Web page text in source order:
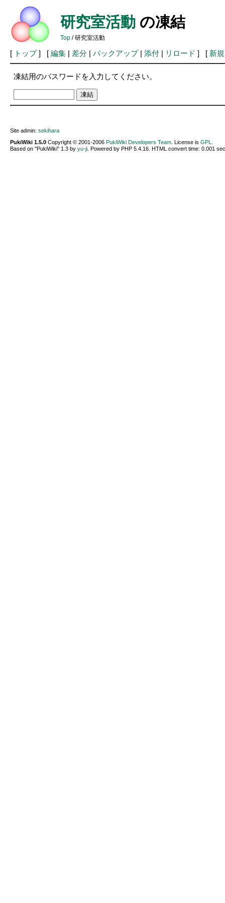
研究室活動の凍結
Top/ 研究室活動
[ トップ] [ 編集| 差分| バックアップ| 添付| リロード ] [ 新規
凍結用のパスワードを入力してください。
Site admin: sekihara
PukiWiki 1.5.0Copyright © 2001-2006 PukiWiki Developers Team. License is GPL
Based on "PukiWiki" 1.3 by yu-ji. Powered by PHP 5.4.16. HTML convert time: 0.001